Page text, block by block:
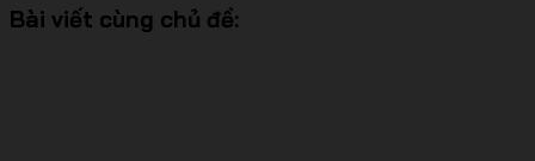
Bài viết cùng chủ đề: